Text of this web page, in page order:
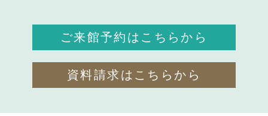
ご来館予約はこちらから
資料請求はこちらから